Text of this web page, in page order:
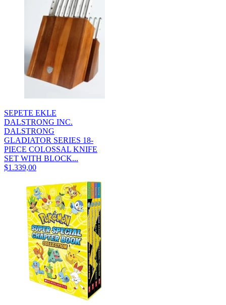
SEPETE EKLE
DALSTRONG INC.
DALSTRONG
GLADIATOR SERIES 18-
PIECE COLOSSAL KNIFE
SET WITH BLOCK...
$1.339,00